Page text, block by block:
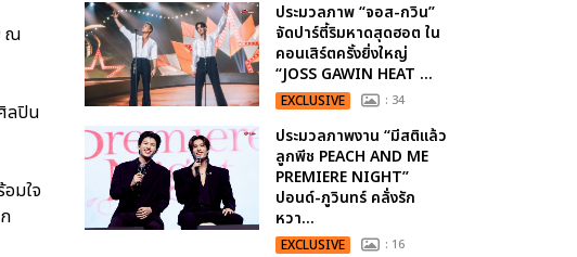
ณ
ลปิน
มใจ
ประมวลภาพ “จอส-กวิน”
จัดปาร์ตี้ริมหาดสุดฮอต ใน
คอนเสิร์ตครั้งยิ่งใหญ่
“JOSS GAWIN HEAT ...
EXCLUSIVE : 34
ประมวลภาพงาน “มีสติแล้ว
ลูกพีช PEACH AND ME
PREMIERE NIGHT”
ปอนด์-ภูวินทร์ คลั่งรัก
หวา...
EXCLUSIVE : 16